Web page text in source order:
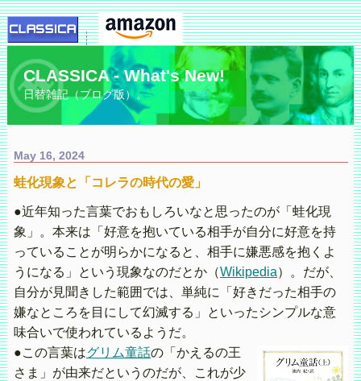
CLASSICA - What's New!
日替雑記（ブログ版）。
May 16, 2024
蛙化現象と「コレラの時代の愛」
●近年知った言葉でおもしろいなと思ったのが「蛙化現
象」。本来は「好意を抱いている相手が自分に好意を持
っていることが明らかになると、相手に嫌悪感を抱くよ
うになる」という現象なのだとか（Wikipedia）。だが、
自分が見聞きした範囲では、単純に「好きだった相手の
嫌なところを目にして幻滅する」といったシンプルな意
味合いで使われているようだ。
●この言葉はグリム童話の「かえるの王
さま」が由来だというのだが、これが少